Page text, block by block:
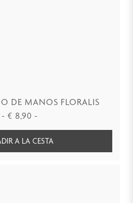
DE MANOS FLORALIS
- € 8,90 -
A LA CESTA